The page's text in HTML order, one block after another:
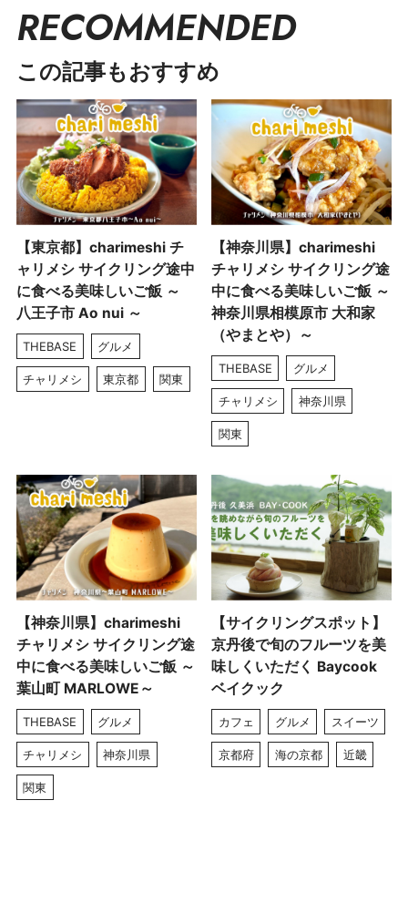
RECOMMENDED
この記事もおすすめ
【東京都】charimeshi チ
ャリメシ サイクリング途中
に食べる美味しいご飯 ～
八王子市 Ao nui ～
THEBASE グルメ
チャリメシ 東京都 関東
【神奈川県】charimeshi
チャリメシ サイクリング途
中に食べる美味しいご飯 ～
神奈川県相模原市 大和家
（やまとや）～
THEBASE グルメ
チャリメシ 神奈川県
関東
【神奈川県】charimeshi
チャリメシ サイクリング途
中に食べる美味しいご飯 ～
葉山町 MARLOWE～
THEBASE グルメ
チャリメシ 神奈川県
関東
【サイクリングスポット】
京丹後で旬のフルーツを美
味しくいただく Baycook
ベイクック
カフェ グルメ スイーツ
京都府 海の京都 近畿